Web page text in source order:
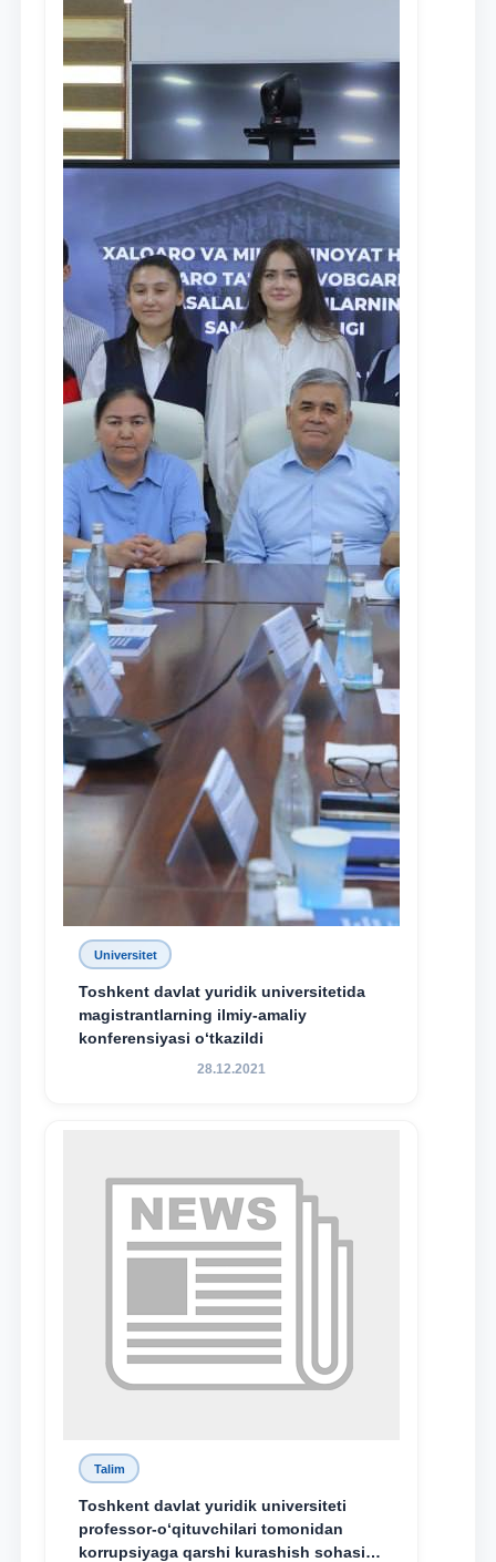
Ism va familiyangiz
Telefon raqamingiz
Pochta
yuborish
Universitet
Toshkent davlat yuridik universitetida
magistrantlarning ilmiy-amaliy
konferensiyasi o‘tkazildi
28.12.2021
Talim
Toshkent davlat yuridik universiteti
professor-o‘qituvchilari tomonidan
korrupsiyaga qarshi kurashish sohasida